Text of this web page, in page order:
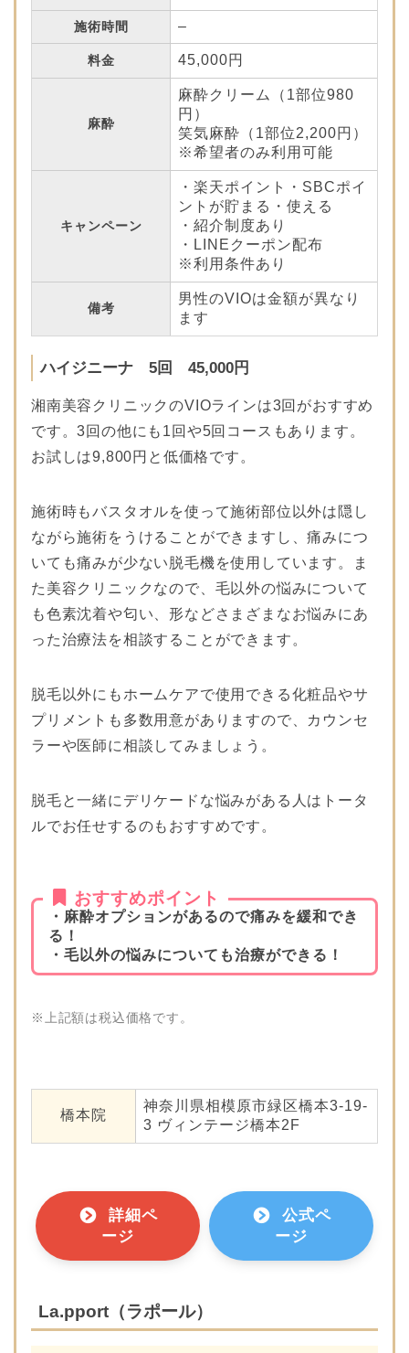
施術時間 –
料金 45,000円
麻酔
麻酔クリーム（1部位980
円）
笑気麻酔（1部位2,200円）
※希望者のみ利用可能
キャンペーン
・楽天ポイント・SBCポイ
ントが貯まる・使える
・紹介制度あり
・LINEクーポン配布
※利用条件あり
備考
男性のVIOは金額が異なり
ます
ハイジニーナ 5回 45,000円
湘南美容クリニックのVIOラインは3回がおすすめ
です。3回の他にも1回や5回コースもあります。
お試しは9,800円と低価格です。
施術時もバスタオルを使って施術部位以外は隠し
ながら施術をうけることができますし、痛みにつ
いても痛みが少ない脱毛機を使用しています。ま
た美容クリニックなので、毛以外の悩みについて
も色素沈着や匂い、形などさまざまなお悩みにあ
った治療法を相談することができます。
脱毛以外にもホームケアで使用できる化粧品やサ
プリメントも多数用意がありますので、カウンセ
ラーや医師に相談してみましょう。
脱毛と一緒にデリケードな悩みがある人はトータ
ルでお任せするのもおすすめです。
おすすめポイント
・麻酔オプションがあるので痛みを緩和でき
る！
・毛以外の悩みについても治療ができる！
※上記額は税込価格です。
橋本院
神奈川県相模原市緑区橋本3-19-
3 ヴィンテージ橋本2F
詳細ペ
ージ
公式ペ
ージ
La.pport（ラポール）